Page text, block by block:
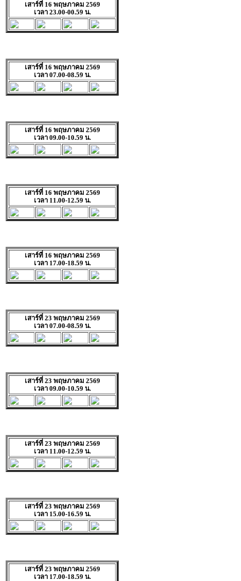
เสาร์ที่ 16 พฤษภาคม 2569
เวลา 23.00-00.59 น.
เสาร์ที่ 16 พฤษภาคม 2569
เวลา 07.00-08.59 น.
เสาร์ที่ 16 พฤษภาคม 2569
เวลา 09.00-10.59 น.
เสาร์ที่ 16 พฤษภาคม 2569
เวลา 11.00-12.59 น.
เสาร์ที่ 16 พฤษภาคม 2569
เวลา 17.00-18.59 น.
เสาร์ที่ 23 พฤษภาคม 2569
เวลา 07.00-08.59 น.
เสาร์ที่ 23 พฤษภาคม 2569
เวลา 09.00-10.59 น.
เสาร์ที่ 23 พฤษภาคม 2569
เวลา 11.00-12.59 น.
เสาร์ที่ 23 พฤษภาคม 2569
เวลา 15.00-16.59 น.
เสาร์ที่ 23 พฤษภาคม 2569
เวลา 17.00-18.59 น.